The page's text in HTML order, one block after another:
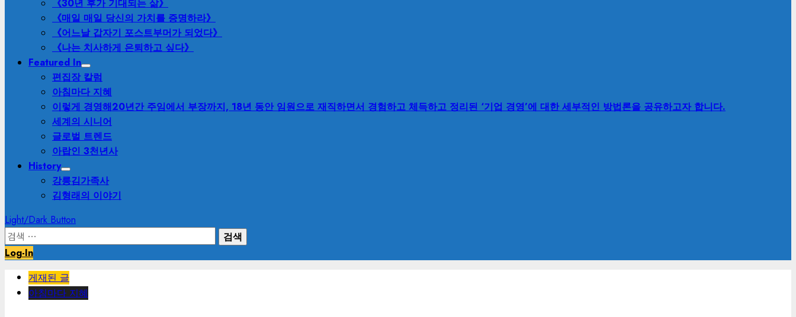
《30년 후가 기대되는 삶》
《매일 매일 당신의 가치를 증명하라》
《어느날 갑자기 포스트부머가 되었다》
《나는 치사하게 은퇴하고 싶다》
Featured In
편집장 칼럼
아침마다 지혜
이렇게 경영해20년간 주임에서 부장까지, 18년 동안 임원으로 재직하면서 경험하고 체득하고 정리된 ‘기업 경영’에 대한 세부적인 방법론을 공유하고자 합니다.
세계의 시니어
글로벌 트렌드
아랍인 3천년사
History
강릉김가족사
김형래의 이야기
Light/Dark Button
검
색:
Log-In
게재된 글
아침마다 지혜